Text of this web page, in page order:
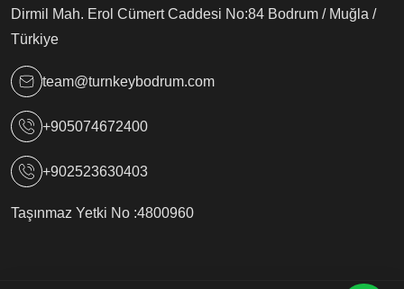
Dirmil Mah. Erol Cümert Caddesi No:84 Bodrum / Muğla /
Türkiye
team@turnkeybodrum.com
+905074672400
+902523630403
Taşınmaz Yetki No :4800960